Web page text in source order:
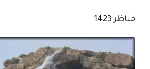
مناظر 1423